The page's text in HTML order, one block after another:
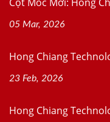
Cột Mốc Mới: Hong
05 Mar, 2026
Hong Chiang
23 Feb, 2026
Hong Chiang